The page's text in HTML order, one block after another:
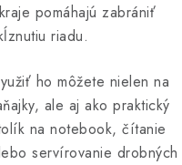
pomáhajú zabrániť
riadu.
ho môžete nielen na
ale aj ako praktický
na notebook, čítanie
servírovanie drobných